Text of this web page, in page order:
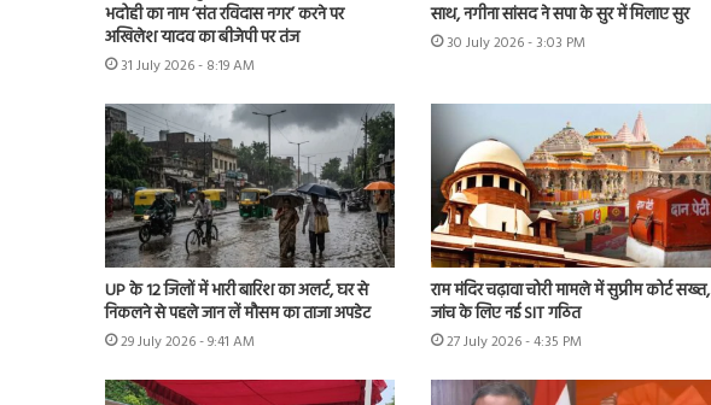
भदोही का नाम ‘संत रविदास नगर’ करने पर
अखिलेश यादव का बीजेपी पर तंज
31 July 2026 - 8:19 AM
साथ, नगीना सांसद ने सपा के सुर में मिलाए सुर
30 July 2026 - 3:03 PM
UP के 12 जिलों में भारी बारिश का अलर्ट, घर से
निकलने से पहले जान लें मौसम का ताजा अपडेट
29 July 2026 - 9:41 AM
राम मंदिर चढ़ावा चोरी मामले में सुप्रीम कोर्ट सख्त,
जांच के लिए नई SIT गठित
27 July 2026 - 4:35 PM